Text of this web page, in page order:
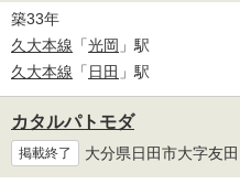
築33年
久大本線 「光岡 」駅
久大本線 「 日田 」駅
カタルパトモダ
掲載終了 大分県日田市大字友田